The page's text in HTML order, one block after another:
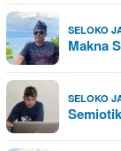
SELOKO
Makna
SELOKO